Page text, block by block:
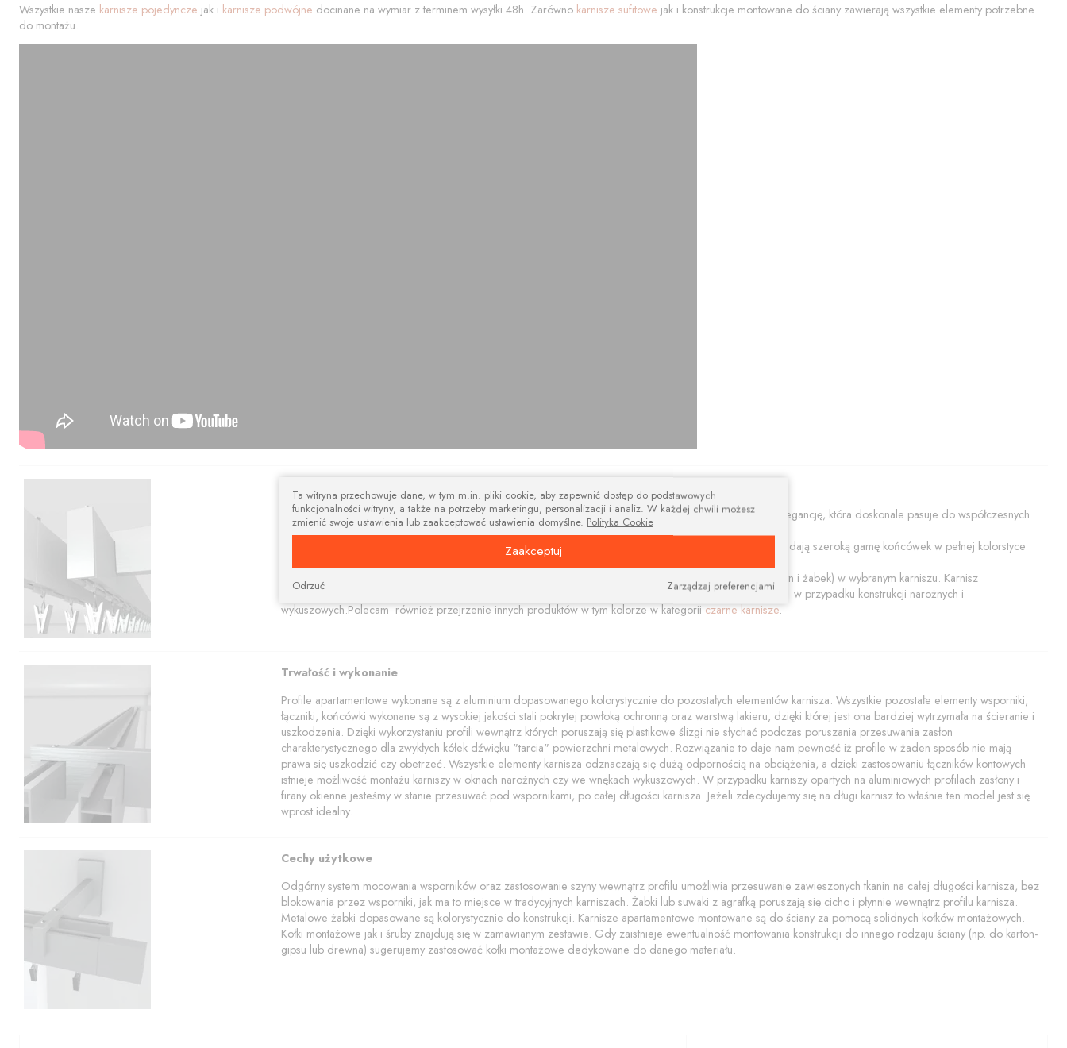
Wszystkie nasze karnisze pojedyncze jak i karnisze podwójne docinane na wymiar z terminem wysyłki 48h. Zarówno karnisze sufitowe jak i konstrukcje montowane do ściany zawierają wszystkie elementy potrzebne
do montażu.
Nowoczesny design
Prostokątna szyna i nowoczesne wsporniki i tworzą niebanalną kompozycję estetyczną łączącą prostotę i elegancję, która doskonale pasuje do współczesnych
aranżacji.
Karnisze apartamentowe polecamy w trzech kolorach: aluminium szczotkowane, czerny i biały połysk. Posiadają szeroką gamę końcówek w pełnej kolorstyce
profili w tym zakończenia z elementami kryształów Swarovskiego.
Nasz sklep pozwala na dobieranie i zamawianie różnych kolorów elementów (wsporników, końcówiek, szyn i żabek) w wybranym karniszu. Karnisz
apartamentowy dzięki łącznikom narożnym pozwalającym połączyć szyny pod dowolnym kątem nadaje się w przypadku konstrukcji narożnych i
wykuszowych.Polecam również przejrzenie innych produktów w tym kolorze w kategoriiczarne karnisze.
Trwałość i wykonanie
Profile apartamentowe wykonane są z aluminium dopasowanego kolorystycznie do pozostałych elementów karnisza. Wszystkie pozostałe elementy wsporniki,
łączniki, końcówki wykonane są z wysokiej jakości stali pokrytej powłoką ochronną oraz warstwą lakieru, dzięki której jest ona bardziej wytrzymała na ścieranie i
uszkodzenia. Dzięki wykorzystaniu profili wewnątrz których poruszają się plastikowe ślizgi nie słychać podczas poruszania przesuwania zasłon
charakterystycznego dla zwykłych kółek dźwięku "tarcia" powierzchni metalowych. Rozwiązanie to daje nam pewność iż profile w żaden sposób nie mają
prawa się uszkodzić czy obetrzeć. Wszystkie elementy karnisza odznaczają się dużą odpornością na obciążenia, a dzięki zastosowaniu łączników kontowych
istnieje możliwość montażu karniszy w oknach narożnych czy we wnękach wykuszowych. W przypadku karniszy opartych na aluminiowych profilach zasłony i
firany okienne jesteśmy w stanie przesuwać pod wspornikami, po całej długości karnisza. Jeżeli zdecydujemy się na długi karnisz to właśnie ten model jest się
wprost idealny.
Cechy użytkowe
Odgórny system mocowania wsporników oraz zastosowanie szyny wewnątrz profilu umożliwia przesuwanie zawieszonych tkanin na całej długości karnisza, bez
blokowania przez wsporniki, jak ma to miejsce w tradycyjnych karniszach. Żabki lub suwaki z agrafką poruszają się cicho i płynnie wewnątrz profilu karnisza.
Metalowe żabki dopasowane są kolorystycznie do konstrukcji. Karnisze apartamentowe montowane są do ściany za pomocą solidnych kołków montażowych.
Kołki montażowe jak i śruby znajdują się w zamawianym zestawie. Gdy zaistnieje ewentualność montowania konstrukcji do innego rodzaju ściany (np. do karton-
gipsu lub drewna) sugerujemy zastosować kołki montażowe dedykowane do danego materiału.
Ta witryna przechowuje dane, w tym m.in. pliki cookie, aby zapewnić dostęp do podstawowych
funkcjonalności witryny, a także na potrzeby marketingu, personalizacji i analiz. W każdej chwili możesz
zmienić swoje ustawienia lub zaakceptować ustawienia domyślne. Polityka Cookie
Zaakceptuj
Zarządzaj preferencjami
Odrzuć